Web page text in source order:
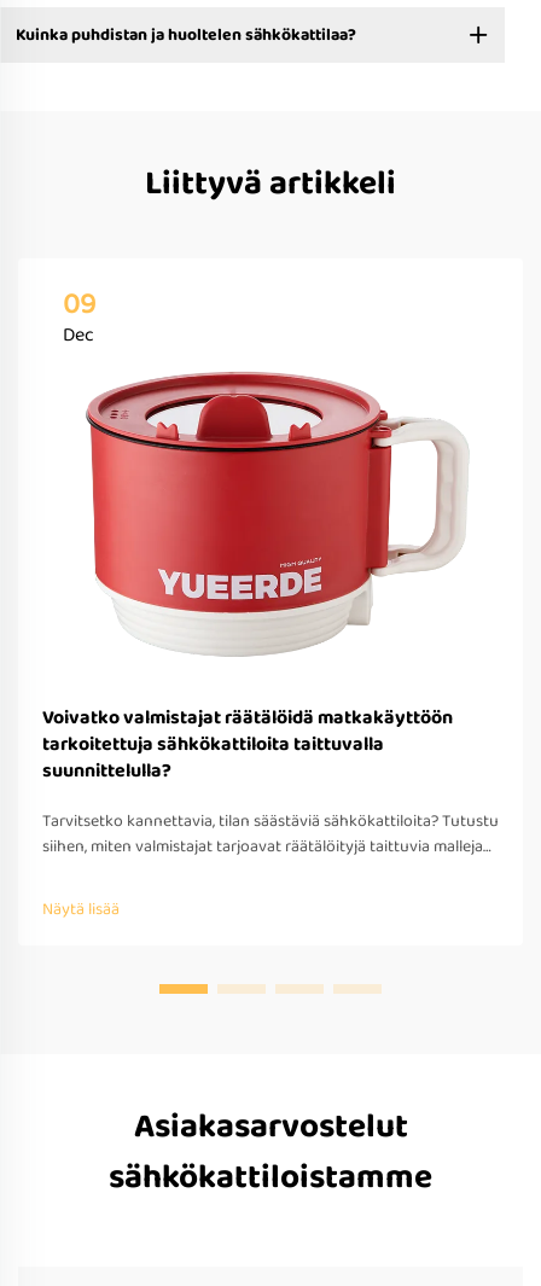
Kuinka puhdistan ja huoltelen sähkökattilaa?
Liittyvä artikkeli
09
Dec
Voivatko valmistajat räätälöidä matkakäyttöön
tarkoitettuja sähkökattiloita taittuvalla
suunnittelulla?
Tarvitsetko kannettavia, tilan säästäviä sähkökattiloita? Tutustu
siihen, miten valmistajat tarjoavat räätälöityjä taittuvia malleja
kansainvälinen yhteensopivuus. Pyydä tarjous jo tänään.
Näytä lisää
Asiakasarvostelut
sähkökattiloistamme